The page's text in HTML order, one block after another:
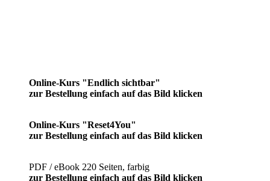
Online-Kurs "Endlich sichtbar"
zur Bestellung einfach auf das Bild klicken
Online-Kurs "Reset4You"
zur Bestellung einfach auf das Bild klicken
PDF / eBook 220 Seiten, farbig
zur Bestellung einfach auf das Bild klicken